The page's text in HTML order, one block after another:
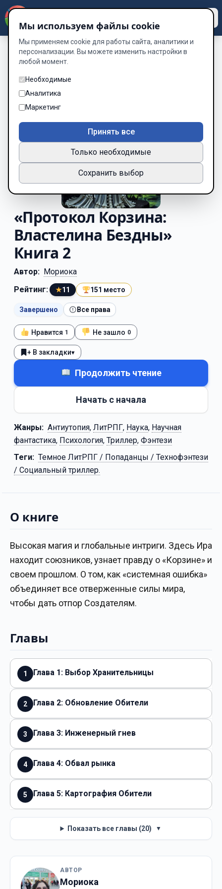
«Протокол Корзина:
Властелина Бездны»
Книга 2
Автор: Мориока
Рейтинг:
★11 151 место
Завершено Все права
Нравится 1 Не зашло 0
+ В закладки▾
Продолжить чтение
Начать с начала
Жанры: Антиутопия, ЛитРПГ, Наука, Научная
фантастика, Психология, Триллер, Фэнтези
Теги: Темное ЛитРПГ / Попаданцы / Технофэнтези
/ Социальный триллер.
О книге
Высокая магия и глобальные интриги. Здесь Ира
находит союзников, узнает правду о «Корзине» и
своем прошлом. О том, как «системная ошибка»
объединяет все отверженные силы мира,
чтобы дать отпор Создателям.
Главы
1 Глава 1: Выбор Хранительницы
2 Глава 2: Обновление Обители
3 Глава 3: Инженерный гнев
4 Глава 4: Обвал рынка
5 Глава 5: Картография Обители
Показать все главы (20) ▼
АВТОР
Мориока
Мы используем файлы cookie
Мы применяем cookie для работы сайта, аналитики и
персонализации. Вы можете изменить настройки в
любой момент.
Необходимые
Аналитика
Маркетинг
Принять все
Только необходимые
Сохранить выбор